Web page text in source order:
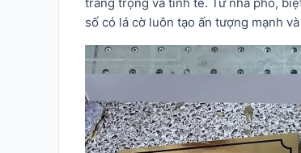
số có lá cờ luôn tạo ấn tượng mạnh